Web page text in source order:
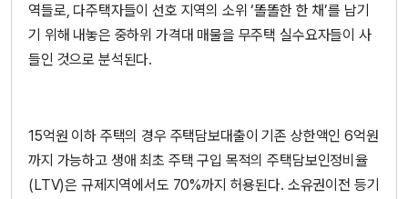
역들로, 다주택자들이 선호 지역의 소위 ‘똘똘한 한 채’를 남기
기 위해 내놓은 중하위 가격대 매물을 무주택 실수요자들이 사
들인 것으로 분석된다.
15억원 이하 주택의 경우 주택담보대출이 기존 상한액인 6억원
까지 가능하고 생애 최초 주택 구입 목적의 주택담보인정비율
(LTV)은 규제지역에서도 70%까지 허용된다. 소유권이전 등기